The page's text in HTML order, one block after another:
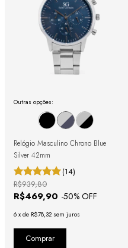
Outras opções:
Relógio Masculino Chrono Blue
Silver 42mm
(14)
R$469,90 -50% OFF
R$939,80
6 x de R$78,32 sem juros